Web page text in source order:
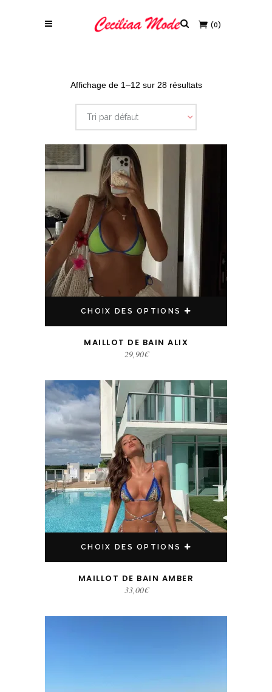
(0)
Affichage de 1–12 sur 28 résultats
Tri par défaut
CHOIX DES OPTIONS
Ce produit a plusieurs variations. Les options peuvent être choisies sur la page du produit
MAILLOT DE BAIN ALIX
29,90€
CHOIX DES OPTIONS
Ce produit a plusieurs variations. Les options peuvent être choisies sur la page du produit
MAILLOT DE BAIN AMBER
33,00€
Ce produit a plusieurs variations. Les options peuvent être choisies sur la page du produit